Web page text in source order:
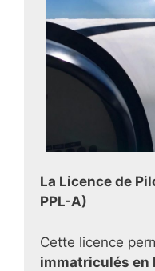
La Licence de
PPL-A)
Cette licence
immatriculés en